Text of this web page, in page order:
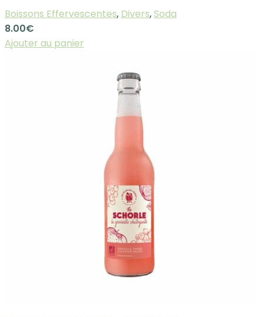
Boissons Effervescentes, Divers,Soda
8.00€
Ajouter au panier